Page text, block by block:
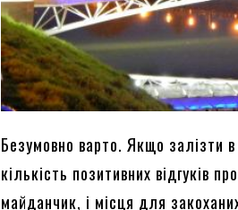
Безумовно варто. Якщо залізти
кількість позитивних відгуків
майданчик, і місця для